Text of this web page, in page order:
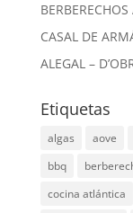
CASAL DE
ALEGAL –
Etiquetas
algas aove
bbq
cocina atlántica